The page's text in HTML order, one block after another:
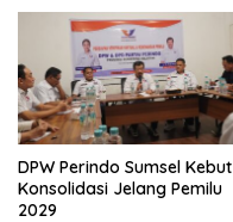
DPW Perindo Sumsel Kebut
Konsolidasi Jelang Pemilu
2029